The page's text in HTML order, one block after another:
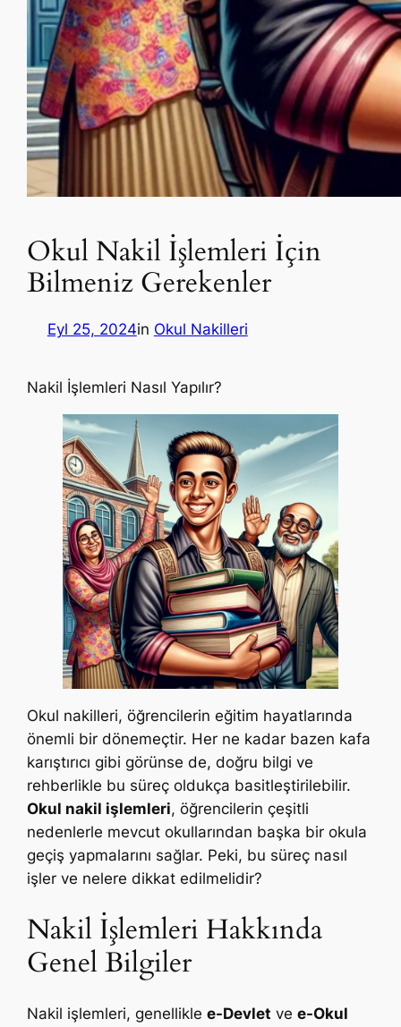
Okul Nakil İşlemleri İçin
Bilmeniz Gerekenler
Eyl 25, 2024in Okul Nakilleri
Nakil İşlemleri Nasıl Yapılır?
Okul nakilleri, öğrencilerin eğitim hayatlarında
önemli bir dönemeçtir. Her ne kadar bazen kafa
karıştırıcı gibi görünse de, doğru bilgi ve
rehberlikle bu süreç oldukça basitleştirilebilir.
Okul nakil işlemleri, öğrencilerin çeşitli
nedenlerle mevcut okullarından başka bir okula
geçiş yapmalarını sağlar. Peki, bu süreç nasıl
işler ve nelere dikkat edilmelidir?
Nakil İşlemleri Hakkında
Genel Bilgiler
Nakil işlemleri, genelliklee-Devlet vee-Okul